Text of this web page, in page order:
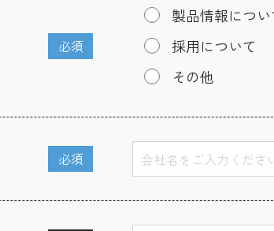
必須
製品情報につい
採用について
その他
必須